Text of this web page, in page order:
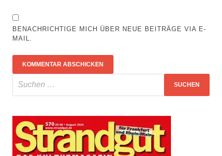
BENACHRICHTIGE MICH ÜBER NEUE BEITRÄGE VIA E-
MAIL.